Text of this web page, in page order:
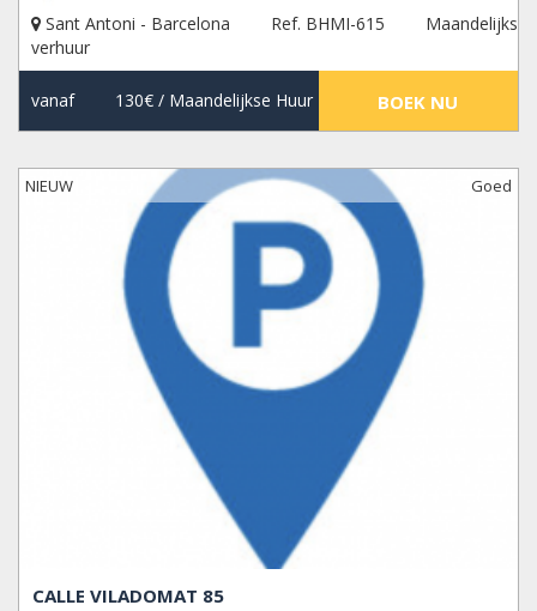
Sant Antoni - Barcelona
Ref. BHMI-615
Maandelijks
verhuur
vanaf 130€/ Maandelijkse Huur BOEK NU
NIEUW Goed
CALLE VILADOMAT 85